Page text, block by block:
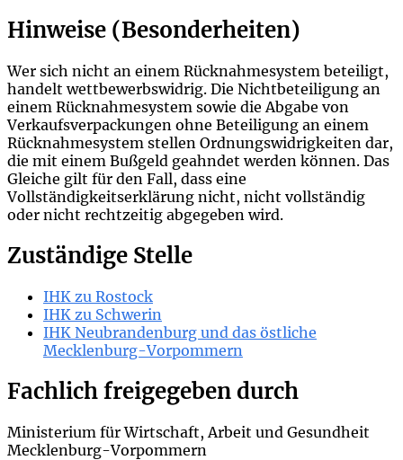
Hinweise (Besonderheiten)
Wer sich nicht an einem Rücknahmesystem beteiligt,
handelt wettbewerbswidrig. Die Nichtbeteiligung an
einem Rücknahmesystem sowie die Abgabe von
Verkaufsverpackungen ohne Beteiligung an einem
Rücknahmesystem stellen Ordnungswidrigkeiten dar,
die mit einem Bußgeld geahndet werden können. Das
Gleiche gilt für den Fall, dass eine
Vollständigkeitserklärung nicht, nicht vollständig
oder nicht rechtzeitig abgegeben wird.
Zuständige Stelle
IHK zu Rostock
IHK zu Schwerin
IHK Neubrandenburg und das östliche
Mecklenburg-Vorpommern
Fachlich freigegeben durch
Ministerium für Wirtschaft, Arbeit und Gesundheit
Mecklenburg-Vorpommern